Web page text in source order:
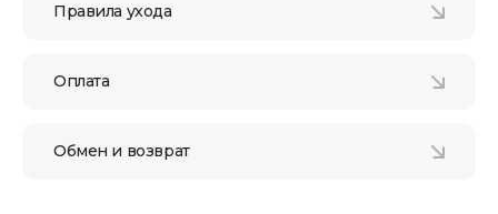
Правила ухода
Оплата
Обмен и возврат